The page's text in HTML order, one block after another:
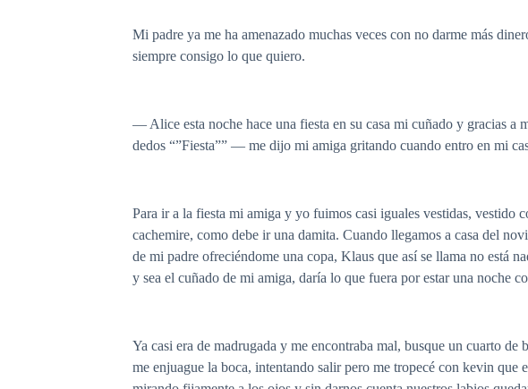
Mi padre ya me ha amenazado muchas veces con no darme más
siempre consigo lo que quiero.
— Alice esta noche hace una fiesta en su casa mi cuñado y gracias a
dedos “”Fiesta”” — me dijo mi amiga gritando cuando entro en mi
Para ir a la fiesta mi amiga y yo fuimos casi iguales vestidas, vestido
cachemire, como debe ir una damita. Cuando llegamos a casa del
de mi padre ofreciéndome una copa, Klaus que así se llama no está
y sea el cuñado de mi amiga, daría lo que fuera por estar una noche
Ya casi era de madrugada y me encontraba mal, busque un cuarto
me enjuague la boca, intentando salir pero me tropecé con kevin que